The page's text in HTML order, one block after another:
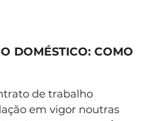
DOMÉSTICO: COMO
de trabalho
em vigor noutras